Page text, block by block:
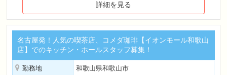
詳細を見る
名古屋発！人気の喫茶店、コメダ珈琲【イオンモール和歌山
店】でのキッチン・ホールスタッフ募集！
勤務地 和歌山県和歌山市